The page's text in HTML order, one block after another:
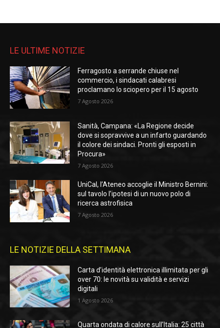
LE ULTIME NOTIZIE
Ferragosto a serrande chiuse nel
commercio, i sindacati calabresi
proclamano lo sciopero per il 15 agosto
7 Agosto 2026
Sanità, Campana: «La Regione decide
dove si sopravvive a un infarto guardando
il colore dei sindaci. Pronti gli esposti in
Procura»
7 Agosto 2026
UniCal, l’Ateneo accoglie il Ministro Bernini:
sul tavolo l’ipotesi di un nuovo polo di
ricerca astrofisica
7 Agosto 2026
LE NOTIZIE DELLA SETTIMANA
Carta d’identità elettronica illimitata per gli
over 70: le novità su validità e servizi
digitali
1 Agosto 2026
Quarta ondata di calore sull’Italia: 25 città